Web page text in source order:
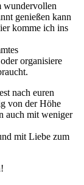
wundervollen
genießen kann
komme ich ins
organisiere
nach euren
von der Höhe
auch mit weniger
mit Liebe zum